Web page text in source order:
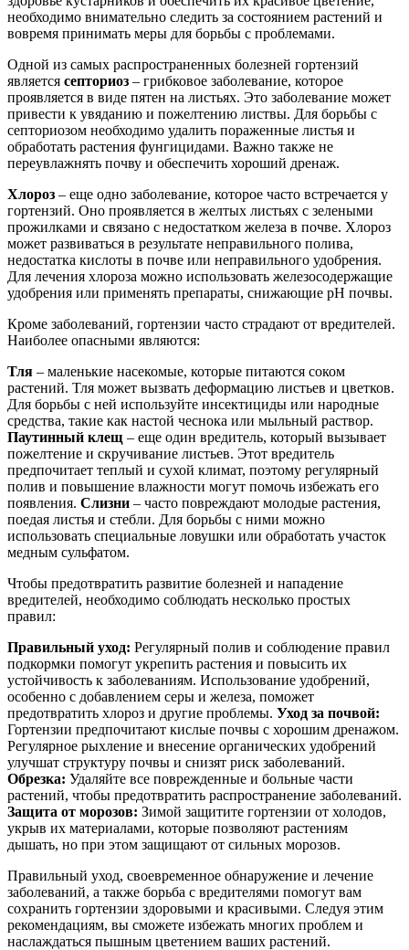
необходимо внимательно следить за состоянием растений и
вовремя принимать меры для борьбы с проблемами.
Одной из самых распространенных болезней гортензий
является септориоз – грибковое заболевание, которое
проявляется в виде пятен на листьях. Это заболевание может
привести к увяданию и пожелтению листвы. Для борьбы с
септориозом необходимо удалить пораженные листья и
обработать растения фунгицидами. Важно также не
переувлажнять почву и обеспечить хороший дренаж.
Хлороз – еще одно заболевание, которое часто встречается у
гортензий. Оно проявляется в желтых листьях с зелеными
прожилками и связано с недостатком железа в почве. Хлороз
может развиваться в результате неправильного полива,
недостатка кислоты в почве или неправильного удобрения.
Для лечения хлороза можно использовать железосодержащие
удобрения или применять препараты, снижающие pH почвы.
Кроме заболеваний, гортензии часто страдают от вредителей.
Наиболее опасными являются:
Тля – маленькие насекомые, которые питаются соком
растений. Тля может вызвать деформацию листьев и цветков.
Для борьбы с ней используйте инсектициды или народные
средства, такие как настой чеснока или мыльный раствор.
Паутинный клещ – еще один вредитель, который вызывает
пожелтение и скручивание листьев. Этот вредитель
предпочитает теплый и сухой климат, поэтому регулярный
полив и повышение влажности могут помочь избежать его
появления. Слизни – часто повреждают молодые растения,
поедая листья и стебли. Для борьбы с ними можно
использовать специальные ловушки или обработать участок
медным сульфатом.
Чтобы предотвратить развитие болезней и нападение
вредителей, необходимо соблюдать несколько простых
правил:
Правильный уход: Регулярный полив и соблюдение правил
подкормки помогут укрепить растения и повысить их
устойчивость к заболеваниям. Использование удобрений,
особенно с добавлением серы и железа, поможет
предотвратить хлороз и другие проблемы. Уход за почвой:
Гортензии предпочитают кислые почвы с хорошим дренажом.
Регулярное рыхление и внесение органических удобрений
улучшат структуру почвы и снизят риск заболеваний.
Обрезка: Удаляйте все поврежденные и больные части
растений, чтобы предотвратить распространение заболеваний.
Защита от морозов: Зимой защитите гортензии от холодов,
укрыв их материалами, которые позволяют растениям
дышать, но при этом защищают от сильных морозов.
Правильный уход, своевременное обнаружение и лечение
заболеваний, а также борьба с вредителями помогут вам
сохранить гортензии здоровыми и красивыми. Следуя этим
рекомендациям, вы сможете избежать многих проблем и
наслаждаться пышным цветением ваших растений.